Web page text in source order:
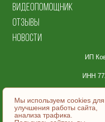
ВИДЕОПОМОЩНИК
ОТЗЫВЫ
НОВОСТИ
ИП
ИНН
Мы используем cookies для
улучшения работы сайта,
анализа трафика.